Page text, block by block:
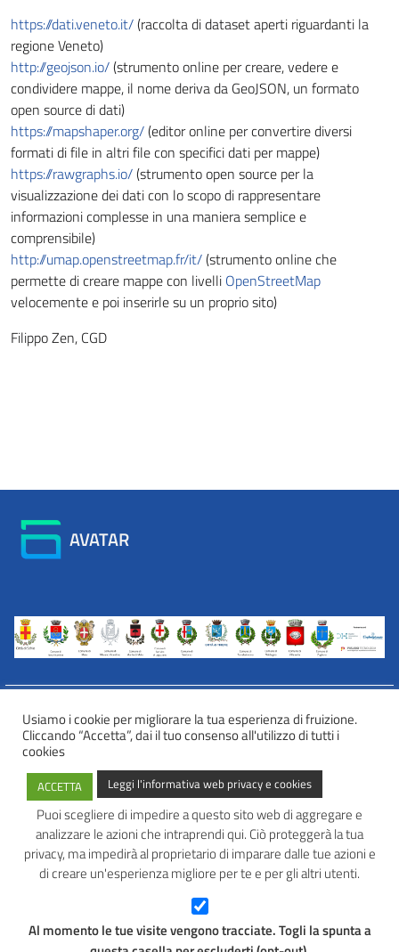
https://dati.veneto.it/(raccolta di dataset aperti riguardanti la
regione Veneto)
http://geojson.io/(strumento online per creare, vedere e
condividere mappe, il nome deriva da GeoJSON, un formato
open source di dati)
https://mapshaper.org/(editor online per convertire diversi
formati di file in altri file con specifici dati per mappe)
https://rawgraphs.io/(strumento open source per la
visualizzazione dei dati con lo scopo di rappresentare
informazioni complesse in una maniera semplice e
comprensibile)
http://umap.openstreetmap.fr/it/(strumento online che
permette di creare mappe con livelli OpenStreetMap
velocemente e poi inserirle su un proprio sito)
Filippo Zen, CGD
AVATAR
INFORMATIVA WEB PRIVACY E COOKIES
Privacy e cookies
Informazioni sulla privacy
Comunicazioni e modalità trasparenti per l’esercizio dei diritti
dell’interessato
AVATAR – Alleanza Territoriale per Azioni in Rete
Tel: 0445 691 472
Facebook
Instagram
Usiamo i cookie per migliorare la tua esperienza di fruizione.
Cliccando “Accetta”, dai il tuo consenso all'utilizzo di tutti i
cookies
ACCETTA Leggi l'informativa web privacy e cookies
Puoi scegliere di impedire a questo sito web di aggregare e
analizzare le azioni che intraprendi qui. Ciò proteggerà la tua
privacy, ma impedirà al proprietario di imparare dalle tue azioni e
di creare un'esperienza migliore per te e per gli altri utenti.
Al momento le tue visite vengono tracciate. Togli la spunta a